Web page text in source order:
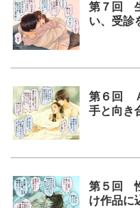
第７回
い、受診
第６回
手と向き
第５回
け作品に